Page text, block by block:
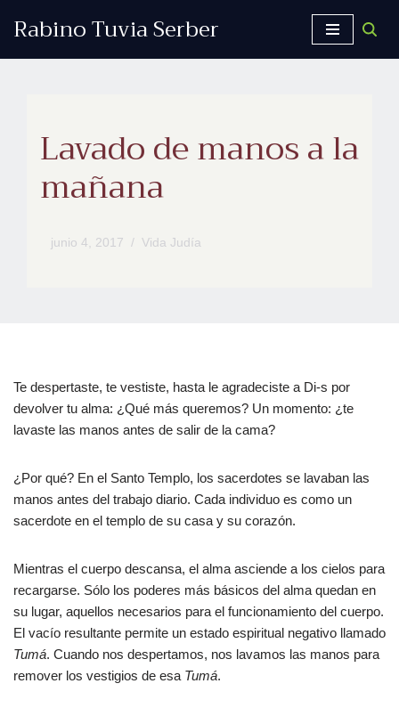
Rabino Tuvia Serber
Lavado de manos a la
mañana
junio 4, 2017 Vida Judía
Te despertaste, te vestiste, hasta le agradeciste a Di-s por
devolver tu alma: ¿Qué más queremos? Un momento: ¿te
lavaste las manos antes de salir de la cama?
¿Por qué? En el Santo Templo, los sacerdotes se lavaban las
manos antes del trabajo diario. Cada individuo es como un
sacerdote en el templo de su casa y su corazón.
Mientras el cuerpo descansa, el alma asciende a los cielos para
recargarse. Sólo los poderes más básicos del alma quedan en
su lugar, aquellos necesarios para el funcionamiento del cuerpo.
El vacío resultante permite un estado espiritual negativo llamado
Tumá. Cuando nos despertamos, nos lavamos las manos para
remover los vestigios de esa Tumá.